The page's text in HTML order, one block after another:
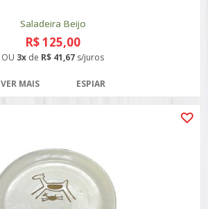
Saladeira Beijo
R$ 125,00
OU 3x de R$ 41,67 s/juros
VER MAIS ESPIAR